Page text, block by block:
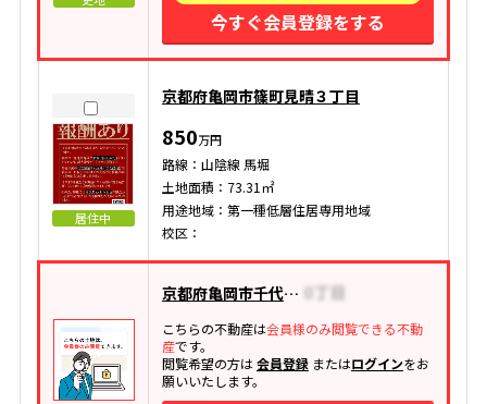
今すぐ会員登録をする
居住中
京都府亀岡市篠町見晴３丁目
850万円
路線：山陰線 馬堀
土地面積：73.31㎡
用途地域：第一種低層住居専用地域
校区：
京都府亀岡市千代川町今津
こちらの不動産は会員様のみ閲覧できる不動
産です。
閲覧希望の方は会員登録またはログインをお
願いいたします。